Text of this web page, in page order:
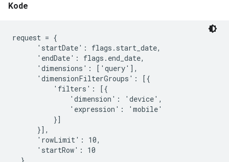
Kode
request = {
      'startDate': flags.start_date,
      'endDate': flags.end_date,
      'dimensions': ['query'],
      'dimensionFilterGroups': [{
          'filters': [{
              'dimension': 'device',
              'expression': 'mobile'
          }]
      }],
      'rowLimit': 10,
      'startRow': 10